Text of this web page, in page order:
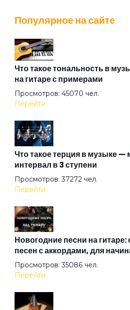
Дела людей
День как день
Детка
Ева
Загадка
Закрыто
Игрок
Популярное на сайте
Что такое тональность в
на гитаре с примерами
Просмотров: 45070 чел.
Перейти
Что такое терция в музыке
интервал в 3 ступени
Просмотров: 37272 чел.
Перейти
Новогодние песни на
песен с аккордами, для
Просмотров: 35086 чел.
Перейти